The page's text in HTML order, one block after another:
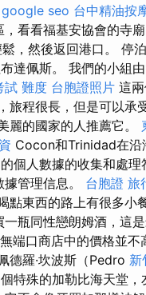
google seo 台中精油按
，看看福基安協會的寺
，然後返回港口。 停
達佩斯。 我們的小組
試 難度 台胞證照片 這
旅程很長，但是可以承
麗的國家的人推薦它。
Cocon和Trinidad在沿
人數據的收集和處理
管理信息。 台胞證 旅
東西的路上有很多小
瓶同性戀朗姆酒，這
端口商店中的價格並不
德羅·坎波斯（Pedro 新
殊的加勒比海天堂，